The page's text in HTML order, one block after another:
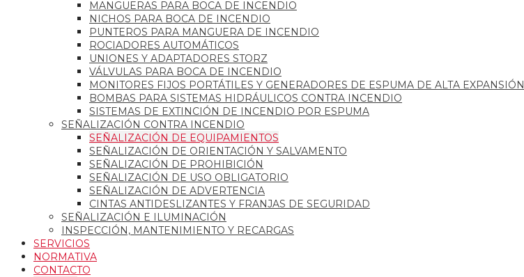
MANGUERAS PARA BOCA DE INCENDIO
NICHOS PARA BOCA DE INCENDIO
PUNTEROS PARA MANGUERA DE INCENDIO
ROCIADORES AUTOMÁTICOS
UNIONES Y ADAPTADORES STORZ
VÁLVULAS PARA BOCA DE INCENDIO
MONITORES FIJOS PORTÁTILES Y GENERADORES DE ESPUMA DE ALTA EXPANSIÓN
BOMBAS PARA SISTEMAS HIDRÁULICOS CONTRA INCENDIO
SISTEMAS DE EXTINCIÓN DE INCENDIO POR ESPUMA
SEÑALIZACIÓN CONTRA INCENDIO
SEÑALIZACIÓN DE EQUIPAMIENTOS
SEÑALIZACIÓN DE ORIENTACIÓN Y SALVAMENTO
SEÑALIZACIÓN DE PROHIBICIÓN
SEÑALIZACIÓN DE USO OBLIGATORIO
SEÑALIZACIÓN DE ADVERTENCIA
CINTAS ANTIDESLIZANTES Y FRANJAS DE SEGURIDAD
SEÑALIZACIÓN E ILUMINACIÓN
INSPECCIÓN, MANTENIMIENTO Y RECARGAS
SERVICIOS
NORMATIVA
CONTACTO